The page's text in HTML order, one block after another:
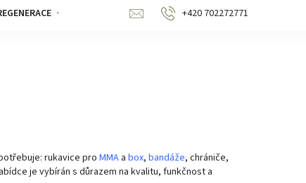
SLEVY A VÝPRODEJE
+420 702272771
rukavice pro MMA a box, bandáže, chrániče,
je vybírán s důrazem na kvalitu, funkčnost a